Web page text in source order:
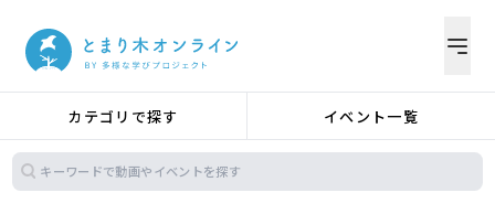
カテゴリで探す イベント一覧